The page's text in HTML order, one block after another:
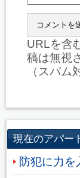
URLを含
稿は無視
（スパム
現在のアパー
防犯に力を